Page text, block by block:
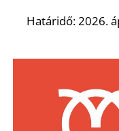
Határidő: 2026.